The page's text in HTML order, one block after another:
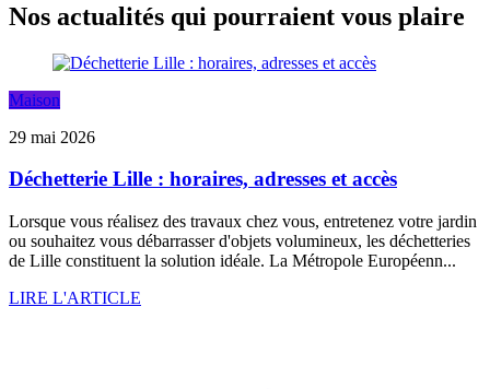
Nos actualités qui pourraient vous plaire
Maison
29 mai 2026
Déchetterie Lille : horaires, adresses et accès
Lorsque vous réalisez des travaux chez vous, entretenez votre jardin
ou souhaitez vous débarrasser d'objets volumineux, les déchetteries
de Lille constituent la solution idéale. La Métropole Européenn...
LIRE L'ARTICLE